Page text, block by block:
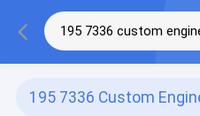
195 7336 Custom